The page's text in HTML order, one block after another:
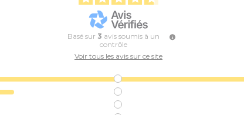
Basé sur 3 avis soumis à un
contrôle
Voir tous les avis sur ce site